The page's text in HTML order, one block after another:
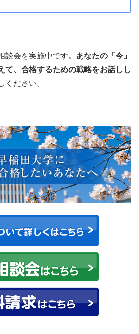
談会を実施中です。 あなたの「今」
て、合格するための戦略をお話しし
ください。